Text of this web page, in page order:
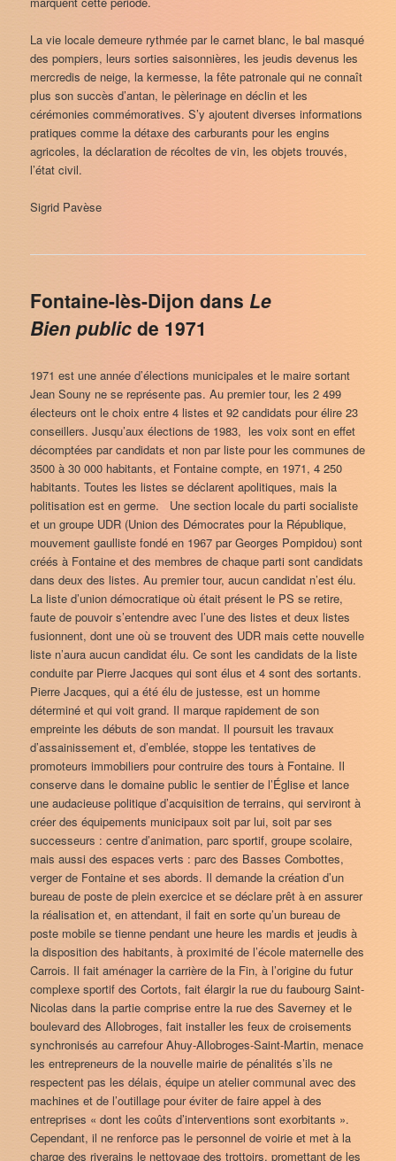
La vie locale demeure rythmée par le carnet blanc, le bal masqué
des pompiers, leurs sorties saisonnières, les jeudis devenus les
mercredis de neige, la kermesse, la fête patronale qui ne connaît
plus son succès d’antan, le pèlerinage en déclin et les
cérémonies commémoratives. S’y ajoutent diverses informations
pratiques comme la détaxe des carburants pour les engins
agricoles, la déclaration de récoltes de vin, les objets trouvés,
l’état civil.
Sigrid Pavèse
Fontaine-lès-Dijon dans Le
Bien public de 1971
1971 est une année d’élections municipales et le maire sortant
Jean Souny ne se représente pas. Au premier tour, les 2 499
électeurs ont le choix entre 4 listes et 92 candidats pour élire 23
conseillers. Jusqu’aux élections de 1983, les voix sont en effet
décomptées par candidats et non par liste pour les communes de
3500 à 30 000 habitants, et Fontaine compte, en 1971, 4 250
habitants. Toutes les listes se déclarent apolitiques, mais la
politisation est en germe. Une section locale du parti socialiste
et un groupe UDR (Union des Démocrates pour la République,
mouvement gaulliste fondé en 1967 par Georges Pompidou) sont
créés à Fontaine et des membres de chaque parti sont candidats
dans deux des listes. Au premier tour, aucun candidat n’est élu.
La liste d’union démocratique où était présent le PS se retire,
faute de pouvoir s’entendre avec l’une des listes et deux listes
fusionnent, dont une où se trouvent des UDR mais cette nouvelle
liste n’aura aucun candidat élu. Ce sont les candidats de la liste
conduite par Pierre Jacques qui sont élus et 4 sont des sortants.
Pierre Jacques, qui a été élu de justesse, est un homme
déterminé et qui voit grand. Il marque rapidement de son
empreinte les débuts de son mandat. Il poursuit les travaux
d’assainissement et, d’emblée, stoppe les tentatives de
promoteurs immobiliers pour contruire des tours à Fontaine. Il
conserve dans le domaine public le sentier de l’Église et lance
une audacieuse politique d’acquisition de terrains, qui serviront à
créer des équipements municipaux soit par lui, soit par ses
successeurs : centre d’animation, parc sportif, groupe scolaire,
mais aussi des espaces verts : parc des Basses Combottes,
verger de Fontaine et ses abords. Il demande la création d’un
bureau de poste de plein exercice et se déclare prêt à en assurer
la réalisation et, en attendant, il fait en sorte qu’un bureau de
poste mobile se tienne pendant une heure les mardis et jeudis à
la disposition des habitants, à proximité de l’école maternelle des
Carrois. Il fait aménager la carrière de la Fin, à l’origine du futur
complexe sportif des Cortots, fait élargir la rue du faubourg Saint-
Nicolas dans la partie comprise entre la rue des Saverney et le
boulevard des Allobroges, fait installer les feux de croisements
synchronisés au carrefour Ahuy-Allobroges-Saint-Martin, menace
les entrepreneurs de la nouvelle mairie de pénalités s’ils ne
respectent pas les délais, équipe un atelier communal avec des
machines et de l’outillage pour éviter de faire appel à des
entreprises « dont les coûts d’interventions sont exorbitants ».
Cependant, il ne renforce pas le personnel de voirie et met à la
charge des riverains le nettoyage des trottoirs, promettant de les